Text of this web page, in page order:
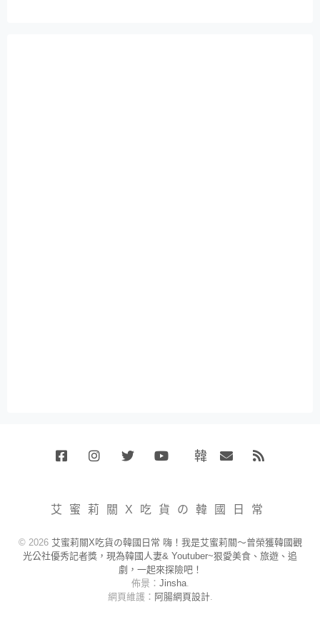
韓
小
賣
艾蜜莉關X吃貨の韓國日常
© 2026 艾蜜莉關X吃貨の韓國日常 嗨！我是艾蜜莉關～曾榮獲韓國觀
光公社優秀記者獎，現為韓國人妻& Youtuber~狠愛美食、旅遊、追
劇，一起來探險吧！
佈景： Jinsha.
網頁維護： 阿腸網頁設計.